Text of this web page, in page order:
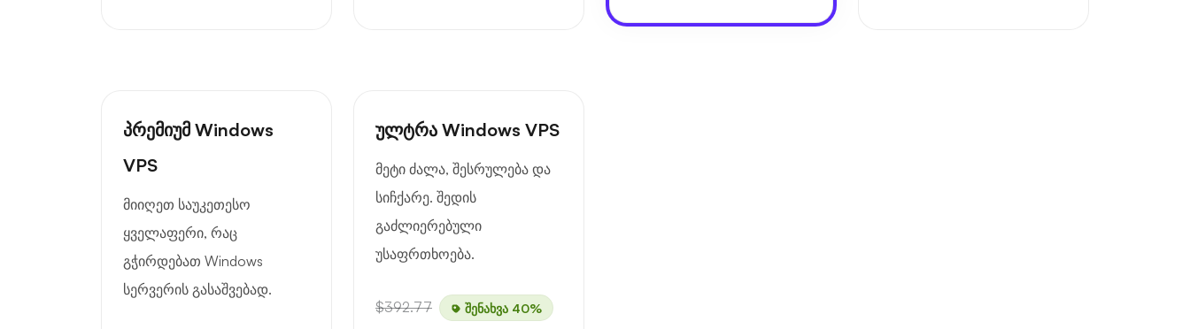
პრემიუმ Windows
VPS
მიიღეთ საუკეთესო
ყველაფერი, რაც
გჭირდებათ Windows
სერვერის გასაშვებად.
ულტრა Windows VPS
მეტი ძალა, შესრულება და
სიჩქარე. შედის
გაძლიერებული
უსაფრთხოება.
$392.77 შენახვა 40%